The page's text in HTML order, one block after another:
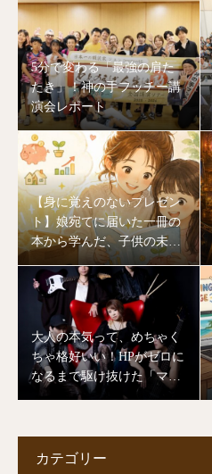
5分で変わる「最強の肩た
たき」！神の手フッチー講
演会レポート
【身に覚えのないプレゼン
ト】娘宛てに届いた一冊の
本から学んだ、子供の未来
を作る「大人のあり方」
大人の本気って、めちゃく
ちゃ格好いい！HPがゼロに
なるまで駆け抜けた「マミ
ヨバンド」ライブの裏側
カテゴリー